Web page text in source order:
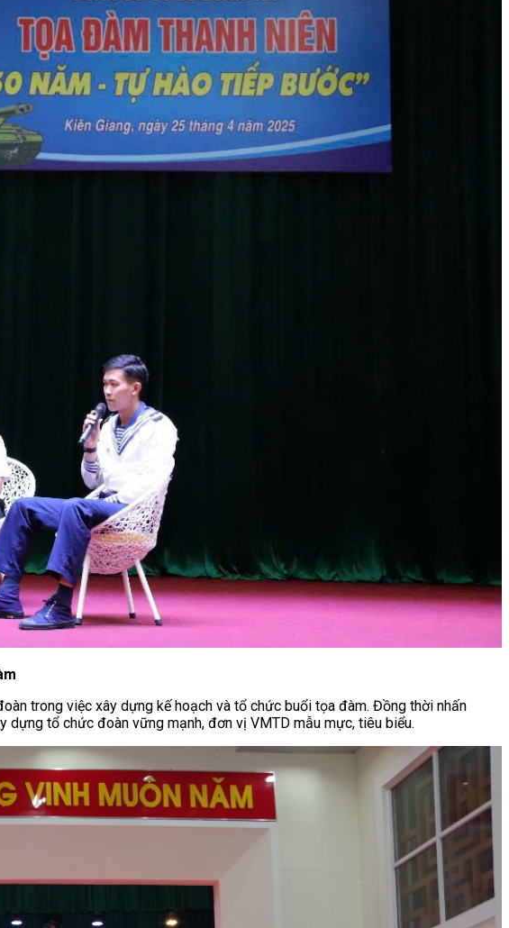
trong việc xây dựng kế hoạch và tổ chức buổi tọa đàm. Đồng thời nhấn
dựng tổ chức đoàn vững mạnh, đơn vị VMTD mẫu mực, tiêu biểu.